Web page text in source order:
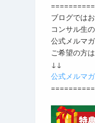
ブログでは
コンサル生
公式メルマ
ご希望の方
↓↓
公式メルマ